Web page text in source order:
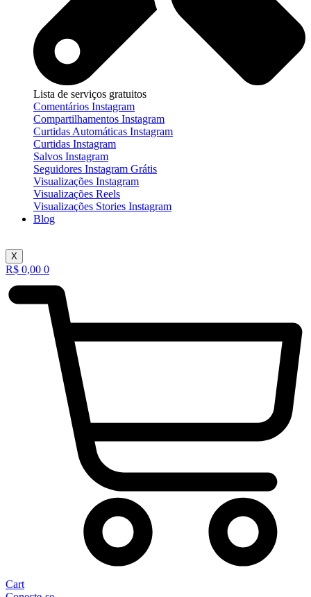
Lista de serviços gratuitos
Comentários Instagram
Compartilhamentos Instagram
Curtidas Automáticas Instagram
Curtidas Instagram
Salvos Instagram
Seguidores Instagram Grátis
Visualizações Instagram
Visualizações Reels
Visualizações Stories Instagram
Blog
X
R$ 0,00 0
Cart